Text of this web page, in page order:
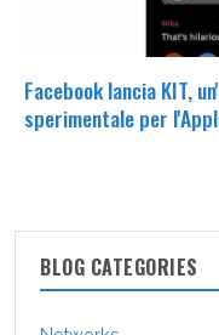
Facebook lancia KIT,
sperimentale per
BLOG CATEGORIES